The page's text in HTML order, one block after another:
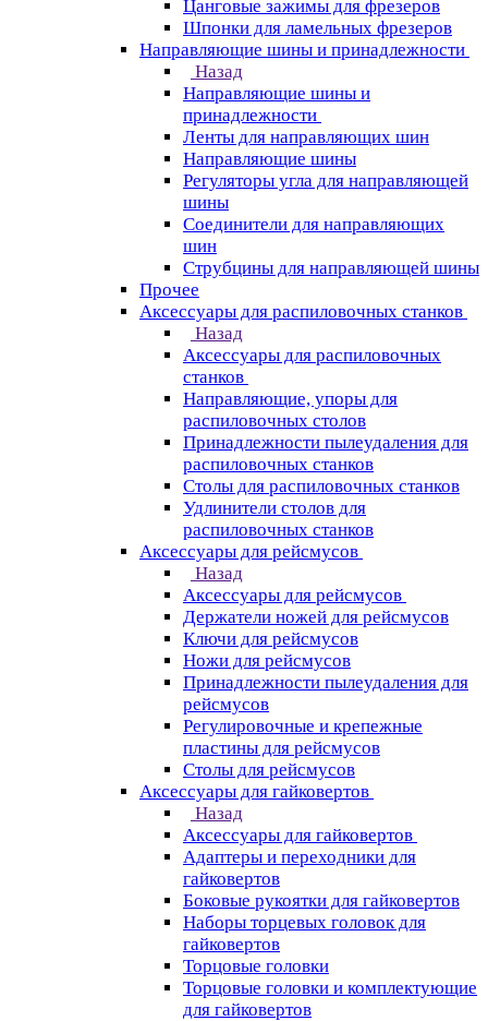
Цанговые зажимы для фрезеров
Шпонки для ламельных фрезеров
Направляющие шины и принадлежности
Назад
Направляющие шины и
принадлежности
Ленты для направляющих шин
Направляющие шины
Регуляторы угла для направляющей
шины
Соединители для направляющих
шин
Струбцины для направляющей шины
Прочее
Аксессуары для распиловочных станков
Назад
Аксессуары для распиловочных
станков
Направляющие, упоры для
распиловочных столов
Принадлежности пылеудаления для
распиловочных станков
Столы для распиловочных станков
Удлинители столов для
распиловочных станков
Аксессуары для рейсмусов
Назад
Аксессуары для рейсмусов
Держатели ножей для рейсмусов
Ключи для рейсмусов
Ножи для рейсмусов
Принадлежности пылеудаления для
рейсмусов
Регулировочные и крепежные
пластины для рейсмусов
Столы для рейсмусов
Аксессуары для гайковертов
Назад
Аксессуары для гайковертов
Адаптеры и переходники для
гайковертов
Боковые рукоятки для гайковертов
Наборы торцевых головок для
гайковертов
Торцовые головки
Торцовые головки и комплектующие
для гайковертов